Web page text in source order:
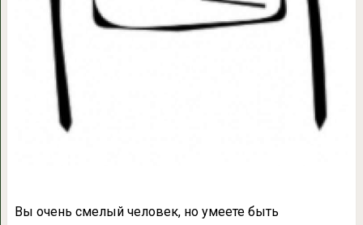
Вы очень смелый человек, но умеете быть